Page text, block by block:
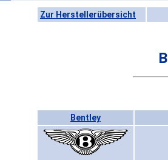
Zur Herstellerübersicht
Bentley